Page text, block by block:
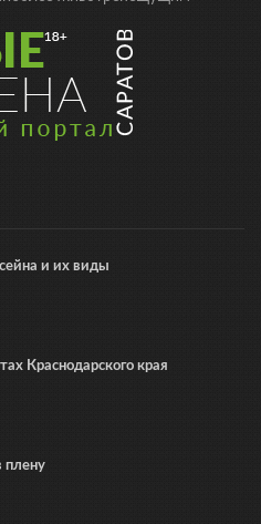
и их виды
Краснодарского края
плену